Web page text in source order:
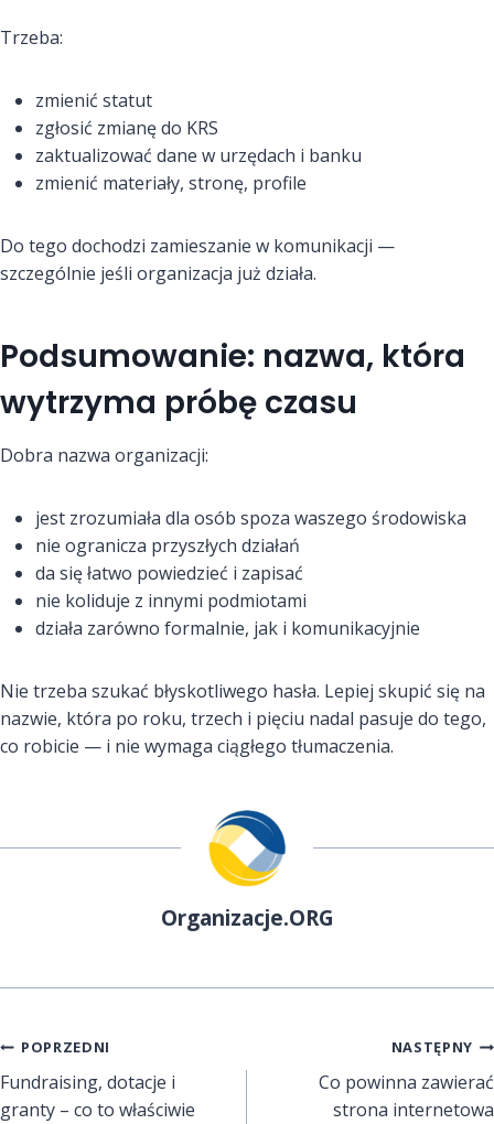
Trzeba:
zmienić statut
zgłosić zmianę do KRS
zaktualizować dane w urzędach i banku
zmienić materiały, stronę, profile
Do tego dochodzi zamieszanie w komunikacji —
szczególnie jeśli organizacja już działa.
Podsumowanie: nazwa, która
wytrzyma próbę czasu
Dobra nazwa organizacji:
jest zrozumiała dla osób spoza waszego środowiska
nie ogranicza przyszłych działań
da się łatwo powiedzieć i zapisać
nie koliduje z innymi podmiotami
działa zarówno formalnie, jak i komunikacyjnie
Nie trzeba szukać błyskotliwego hasła. Lepiej skupić się na
nazwie, która po roku, trzech i pięciu nadal pasuje do tego,
co robicie — i nie wymaga ciągłego tłumaczenia.
Organizacje.ORG
Nawigacja
wpisu
POPRZEDNI
Fundraising, dotacje i
granty – co to właściwie
NASTĘPNY
Co powinna zawierać
strona internetowa